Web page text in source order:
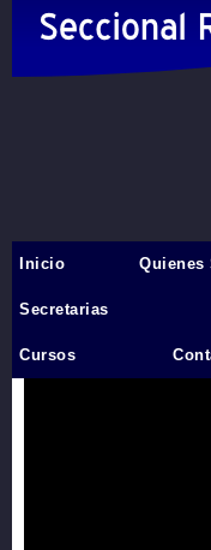
Inicio
Inicio Quienes
Secretarias
Cursos